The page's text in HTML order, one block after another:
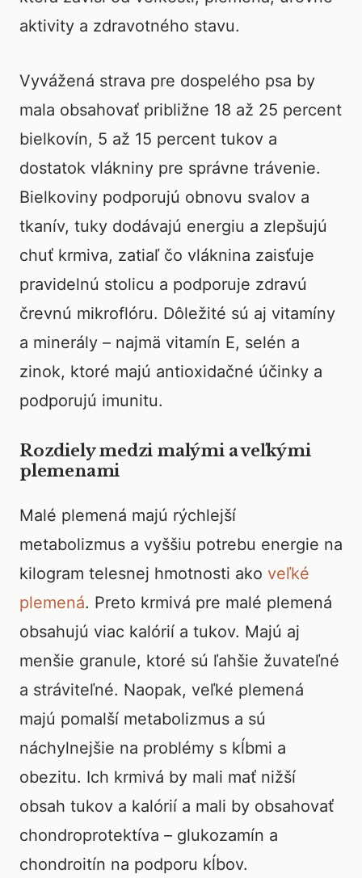
aktivity a zdravotného stavu.
Vyvážená strava pre dospelého psa by
mala obsahovať približne 18 až 25 percent
bielkovín, 5 až 15 percent tukov a
dostatok vlákniny pre správne trávenie.
Bielkoviny podporujú obnovu svalov a
tkanív, tuky dodávajú energiu a zlepšujú
chuť krmiva, zatiaľ čo vláknina zaisťuje
pravidelnú stolicu a podporuje zdravú
črevnú mikroflóru. Dôležité sú aj vitamíny
a minerály – najmä vitamín E, selén a
zinok, ktoré majú antioxidačné účinky a
podporujú imunitu.
Rozdiely medzi malými a veľkými
plemenami
Malé plemená majú rýchlejší
metabolizmus a vyššiu potrebu energie na
kilogram telesnej hmotnosti ako veľké
plemená. Preto krmivá pre malé plemená
obsahujú viac kalórií a tukov. Majú aj
menšie granule, ktoré sú ľahšie žuvateľné
a stráviteľné. Naopak, veľké plemená
majú pomalší metabolizmus a sú
náchylnejšie na problémy s kĺbmi a
obezitu. Ich krmivá by mali mať nižší
obsah tukov a kalórií a mali by obsahovať
chondroprotektíva – glukozamín a
chondroitín na podporu kĺbov.